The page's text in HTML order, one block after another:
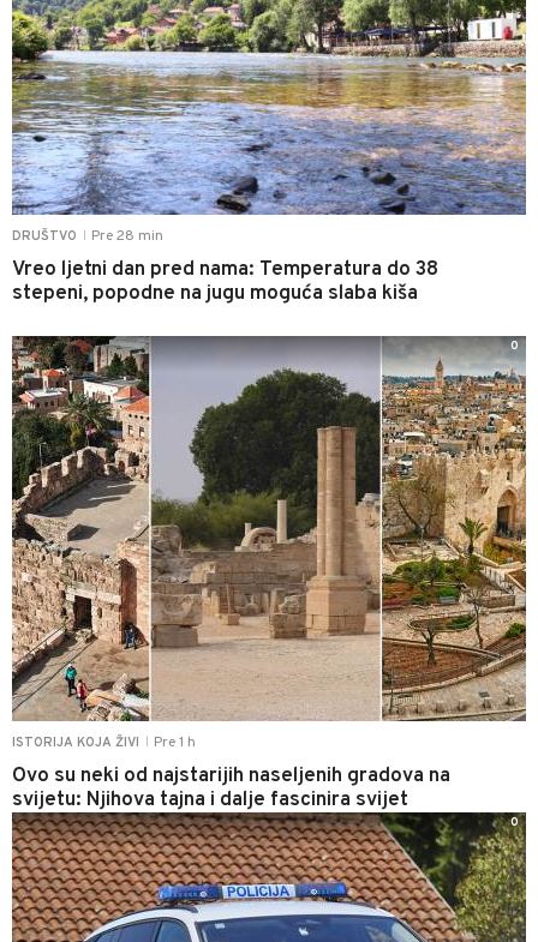
DRUŠTVO Pre 28 min
Vreo ljetni dan pred nama: Temperatura do 38
stepeni, popodne na jugu moguća slaba kiša
ISTORIJA KOJA ŽIVI Pre 1 h
Ovo su neki od najstarijih naseljenih gradova na
svijetu: Njihova tajna i dalje fascinira svijet
0
0